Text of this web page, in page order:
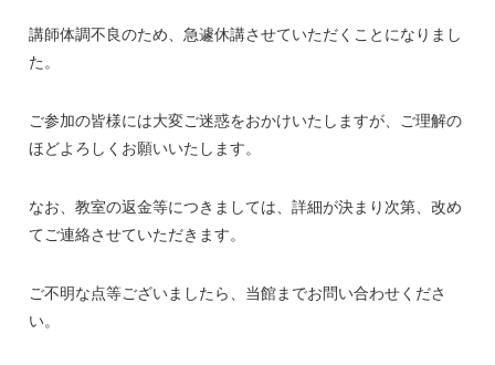
講師体調不良のため、急遽休講させていただくことになりまし
た。
ご参加の皆様には大変ご迷惑をおかけいたしますが、ご理解の
ほどよろしくお願いいたします。
なお、教室の返金等につきましては、詳細が決まり次第、改め
てご連絡させていただきます。
ご不明な点等ございましたら、当館までお問い合わせくださ
い。